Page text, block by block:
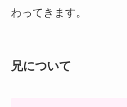
わってきます。
兄について